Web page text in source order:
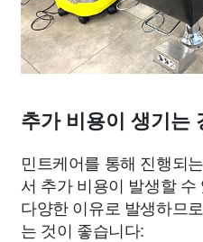
추가 비용이 생기는
민트케어를 통해 진행되
서 추가 비용이 발생할
다양한 이유로 발생하므
는 것이 좋습니다: